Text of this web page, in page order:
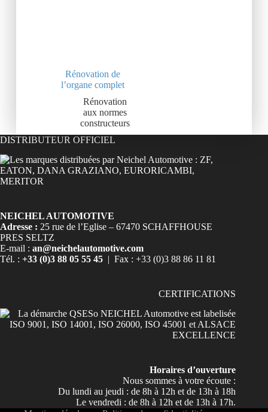
Rénovation de
l’organe complet
Rénovation
aux normes
constructeurs
DISTRIBUTEUR OFFICIEL
NEICHEL AUTOMOTIVE
Adresse : 25 rue de l’Eglise – 67470 SCHAFFHOUSE
PRES SELTZ
E-mail : an@neichelautomotive.com
Tél. : +33 (0)3 88 05 55 45 | Fax : +33 (0)3 88 86 11 81
CERTIFICATIONS
Horaires d’ouverture
Nous sommes à votre écoute :
Du lundi au jeudi : de 8h à 12h et de 13h à 18h
Le vendredi : de 8h à 12h et de 13h à 17h.